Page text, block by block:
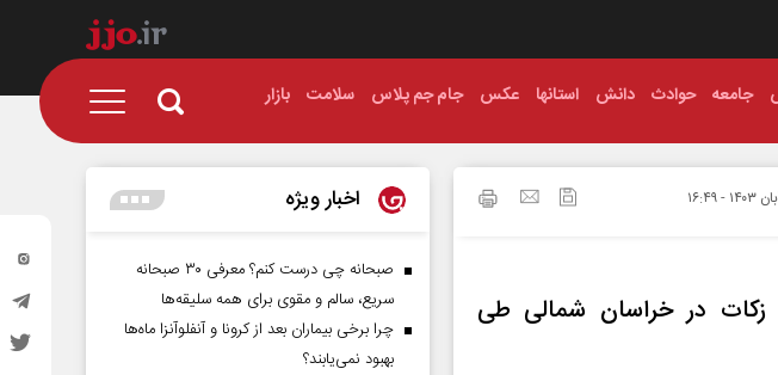
جامعه حوادث دانش استانها عکس جام جم پلاس سلامت بازار
تومان زکات در خراسان شمالی طی
اخبار ویژه
صبحانه چی درست کنم؟ معرفی ۳۰ صبحانه
سریع، سالم و مقوی برای همه سلیقه‌ها
چرا برخی بیماران بعد از کرونا و آنفلوآنزا ماه‌ها
بهبود نمی‌یابند؟